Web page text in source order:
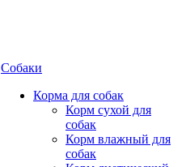
Собаки
Корма для собак
Корм сухой для
собак
Корм влажный для
собак